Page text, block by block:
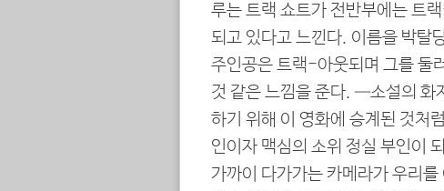
루는 트랙 쇼트가 전반부에는 트
되고 있다고 느낀다. 이름을 박탈
주인공은 트랙-아웃되며 그를 둘
것 같은 느낌을 준다. ­­—소설의 화
하기 위해 이 영화에 승계된 것처
인이자 맥심의 소위 정실 부인이
가까이 다가가는 카메라가 우리